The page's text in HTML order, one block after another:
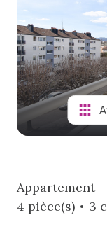
viager
notre
agence
biens
vendus
Appartement
4 pièce(s)
3